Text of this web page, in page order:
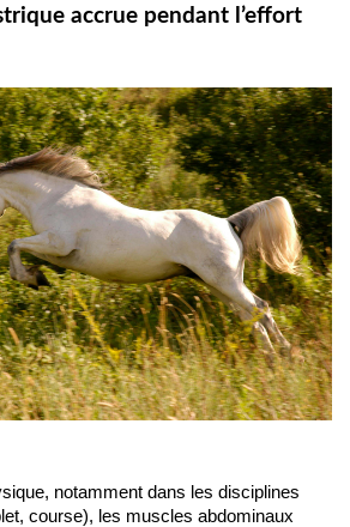
accrue pendant l’effort
notamment dans les disciplines
course), les muscles abdominaux